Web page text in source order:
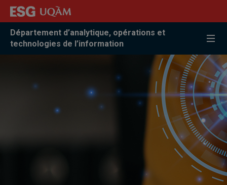
Accéder
recherche
Accéder
menu
pricipal
Accéder
zone
centrale
Département d’analytique, opérations et
technologies de l’information